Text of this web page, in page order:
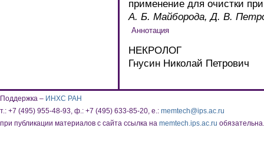
применение для очистки
А. Б. Майборода, Д. В.
НЕКРОЛОГ
Гнусин Николай Петрович
Поддержка – ИНХС РАН
т.: +7 (495) 955-48-93, ф.: +7 (495) 633-85-20, e.: memtech@ips.ac.ru
при публикации материалов с сайта ссылка на memtech.ips.ac.ru обязательна.